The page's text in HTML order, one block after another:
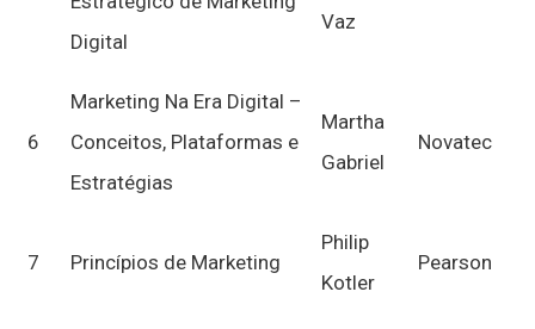
Digital
Vaz
6
Marketing Na Era Digital –
Conceitos, Plataformas e
Estratégias
Martha
Gabriel
Novatec
7 Princípios de Marketing
Philip
Kotler
Pearson